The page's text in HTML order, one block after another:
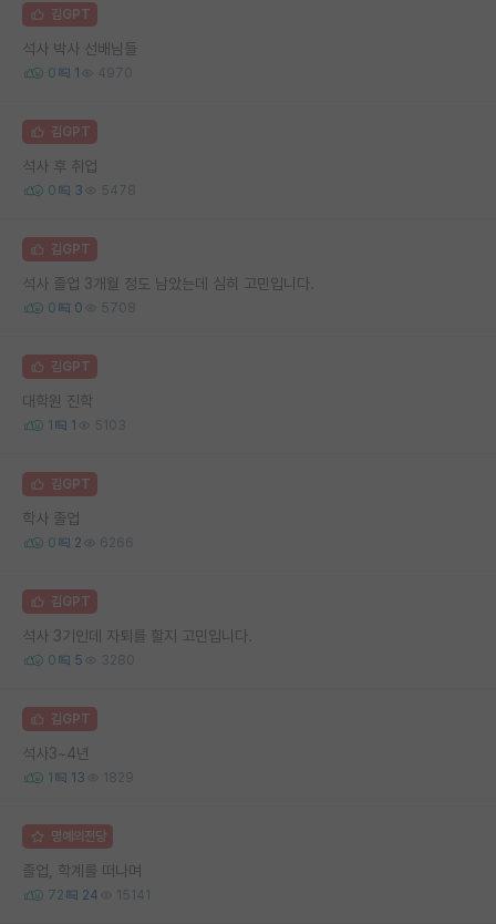
김GPT
석사 박사 선배님들
0 1 4970
김GPT
석사 후 취업
0 3 5478
김GPT
석사 졸업 3개월 정도 남았는데 심히 고민입니다.
0 0 5708
김GPT
대학원 진학
1 1 5103
김GPT
학사 졸업
0 2 6266
김GPT
석사 3기인데 자퇴를 할지 고민입니다.
0 5 3280
김GPT
석사3~4년
1 13 1829
명예의전당
졸업, 학계를 떠나며
72 24 15141